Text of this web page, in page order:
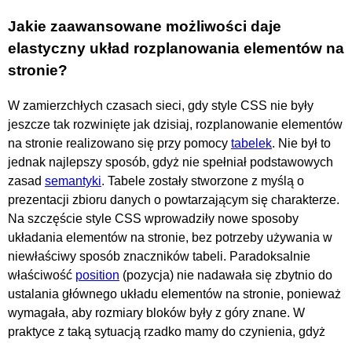
Jakie zaawansowane możliwości daje
elastyczny układ rozplanowania elementów na
stronie?
W zamierzchłych czasach sieci, gdy style CSS nie były
jeszcze tak rozwinięte jak dzisiaj, rozplanowanie elementów
na stronie realizowano się przy pomocy tabelek. Nie był to
jednak najlepszy sposób, gdyż nie spełniał podstawowych
zasad semantyki. Tabele zostały stworzone z myślą o
prezentacji zbioru danych o powtarzającym się charakterze.
Na szczęście style CSS wprowadziły nowe sposoby
układania elementów na stronie, bez potrzeby używania w
niewłaściwy sposób znaczników tabeli. Paradoksalnie
właściwość position (pozycja) nie nadawała się zbytnio do
ustalania głównego układu elementów na stronie, ponieważ
wymagała, aby rozmiary bloków były z góry znane. W
praktyce z taką sytuacją rzadko mamy do czynienia, gdyż